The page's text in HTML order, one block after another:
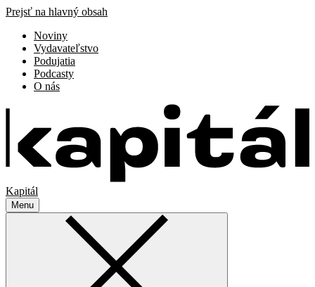
Prejsť na hlavný obsah
Noviny
Vydavateľstvo
Podujatia
Podcasty
O nás
Kapitál
Menu